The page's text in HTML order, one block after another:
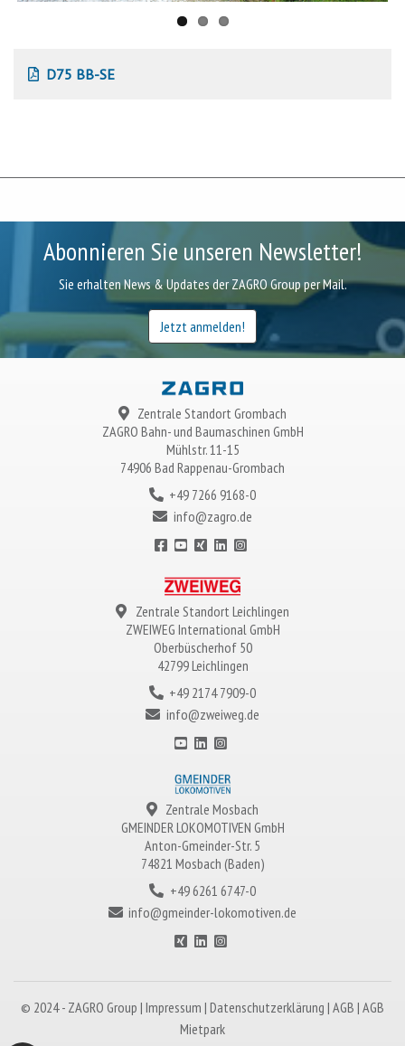
D75 BB-SE
Abonnieren Sie unseren Newsletter!
Sie erhalten News & Updates der ZAGRO Group per Mail.
Jetzt anmelden!
Zentrale Standort Grombach
ZAGRO Bahn- und Baumaschinen GmbH
Mühlstr. 11-15
74906 Bad Rappenau-Grombach
+49 7266 9168-0
info@zagro.de
Zentrale Standort Leichlingen
ZWEIWEG International GmbH
Oberbüscherhof 50
42799 Leichlingen
+49 2174 7909-0
info@zweiweg.de
Zentrale Mosbach
GMEINDER LOKOMOTIVEN GmbH
Anton-Gmeinder-Str. 5
74821 Mosbach (Baden)
+49 6261 6747-0
info@gmeinder-lokomotiven.de
© 2024 - ZAGRO Group | Impressum | Datenschutzerklärung | AGB | AGB
Mietpark